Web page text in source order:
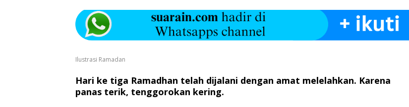
Ilustrasi Ramadan
Hari ke tiga Ramadhan telah dijalani dengan amat melelahkan. Karena
panas terik, tenggorokan kering.